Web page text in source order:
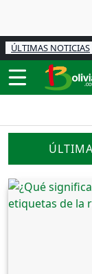
ÚLTIMAS NOTICIAS